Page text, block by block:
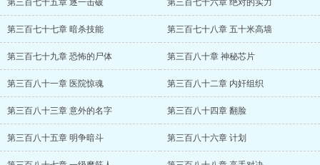
第三百七十五章 逐一击破 第三百七十六章 绝对的实力
第三百七十七章 暗杀技能 第三百七十八章 五十米高墙
第三百七十九章 恐怖的尸体 第三百八十章 神秘芯片
第三百八十一章 医院惊魂 第三百八十二章 内奸组织
第三百八十三章 意外的名字 第三百八十四章 翻脸
第三百八十五章 明争暗斗 第三百八十六章 计划